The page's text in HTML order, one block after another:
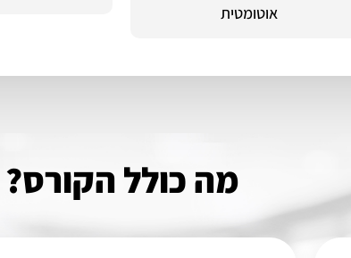
אוטומטית
מה כולל הקורס?